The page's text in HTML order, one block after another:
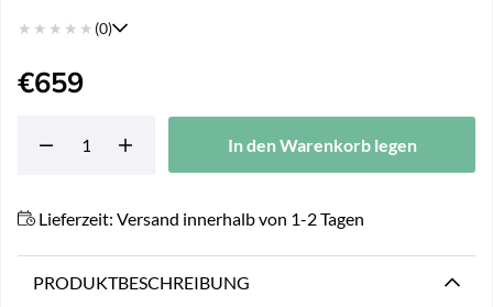
★ ★ ★ ★ ★ (0)
€659
In den Warenkorb legen
Lieferzeit: Versand innerhalb von 1-2 Tagen
PRODUKTBESCHREIBUNG